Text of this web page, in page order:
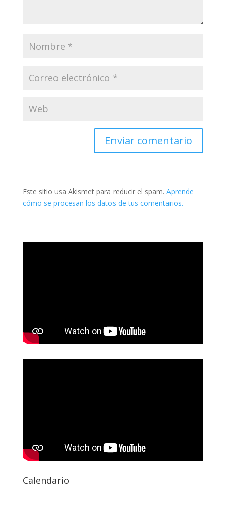
Este sitio usa Akismet para reducir el spam. Aprende
cómo se procesan los datos de tus comentarios.
Calendario